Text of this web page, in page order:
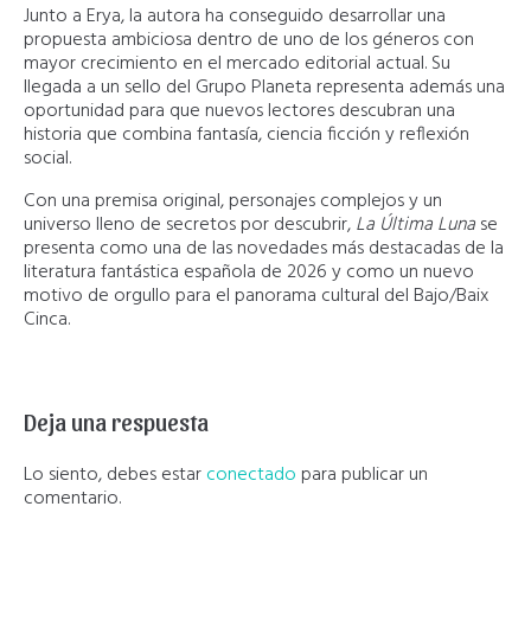
Junto a Erya, la autora ha conseguido desarrollar una
propuesta ambiciosa dentro de uno de los géneros con
mayor crecimiento en el mercado editorial actual. Su
llegada a un sello del Grupo Planeta representa además una
oportunidad para que nuevos lectores descubran una
historia que combina fantasía, ciencia ficción y reflexión
social.
Con una premisa original, personajes complejos y un
universo lleno de secretos por descubrir,La Última Lunase
presenta como una de las novedades más destacadas de la
literatura fantástica española de 2026 y como un nuevo
motivo de orgullo para el panorama cultural del Bajo/Baix
Cinca.
Deja una respuesta
Lo siento, debes estarconectado para publicar un
comentario.